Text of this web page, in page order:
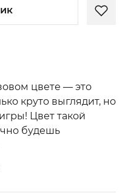
цвете — это
круто выглядит, но
Цвет такой
будешь